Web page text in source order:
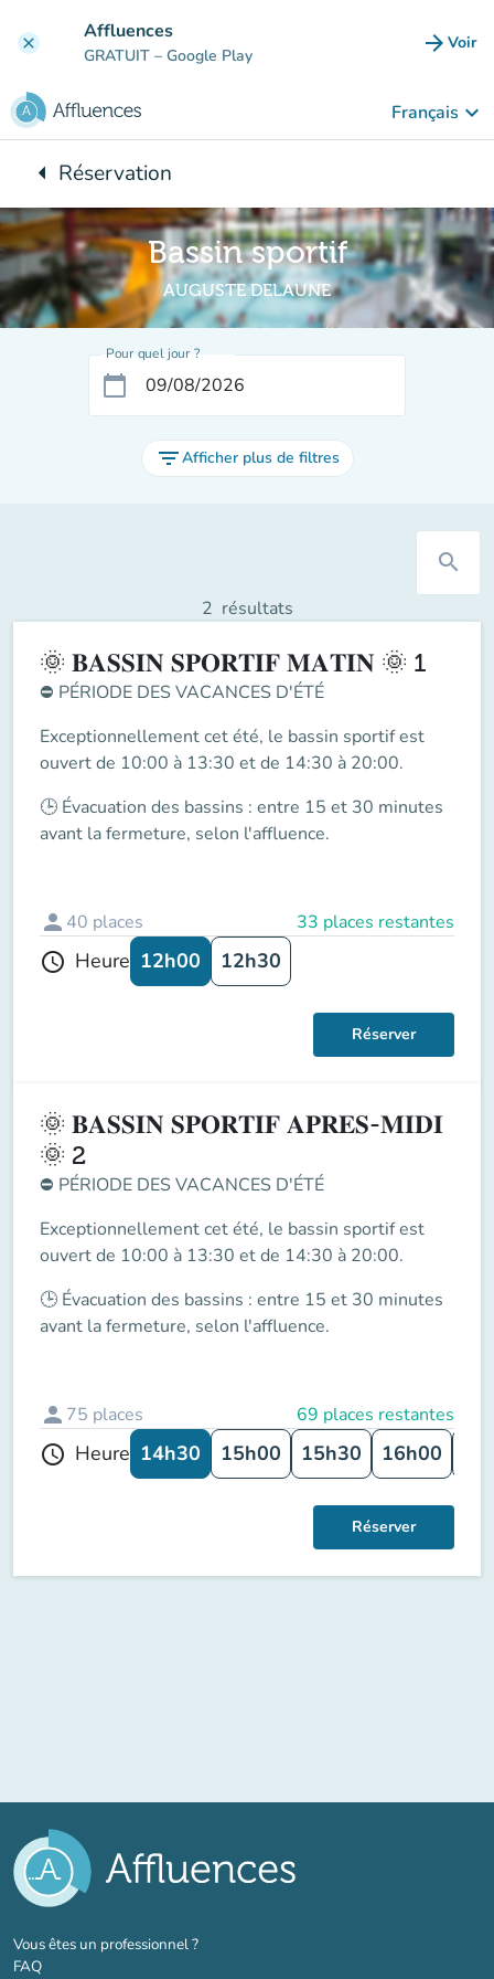
clear Affluences
GRATUIT – Google Play arrow_forward Voir
Français keyboard_arrow_down
arrow_leftRetour à :
Réservation
Bassin sportif
AUGUSTE DELAUNE
Pour quel jour ?
calendar_today
filter_listAfficher plus de filtres
search
2 résultats
🌞 𝐁𝐀𝐒𝐒𝐈𝐍 𝐒𝐏𝐎𝐑𝐓𝐈𝐅 𝐌𝐀𝐓𝐈𝐍 🌞 1
⛔ PÉRIODE DES VACANCES D'ÉTÉ
Exceptionnellement cet été, le bassin sportifest
ouvert de 10:00 à 13:30 et de 14:30 à 20:00.
🕒 Évacuation des bassins : entre 15 et 30 minutes
avant la fermeture, selon l'affluence.
person 40 places 33 places restantes
schedule Heure 12h00 12h30
Réserver
🌞 𝐁𝐀𝐒𝐒𝐈𝐍 𝐒𝐏𝐎𝐑𝐓𝐈𝐅 𝐀𝐏𝐑𝐄𝐒-𝐌𝐈𝐃𝐈
🌞 2
⛔ PÉRIODE DES VACANCES D'ÉTÉ
Exceptionnellement cet été, le bassin sportifest
ouvert de 10:00 à 13:30 et de 14:30 à 20:00.
🕒 Évacuation des bassins : entre 15 et 30 minutes
avant la fermeture, selon l'affluence.
person 75 places 69 places restantes
schedule Heure 14h30 15h00 15h30 16h00
Réserver
Vous êtes un professionnel ?(nouvel onglet)
FAQ